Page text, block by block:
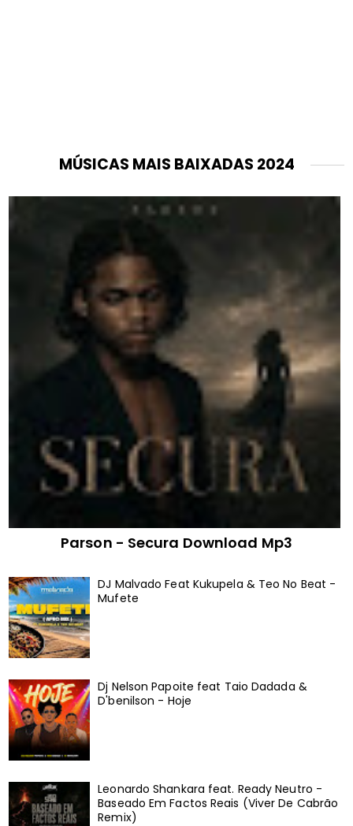
MÚSICAS MAIS BAIXADAS 2024
Parson - Secura Download Mp3
DJ Malvado Feat Kukupela & Teo No Beat -
Mufete
Dj Nelson Papoite feat Taio Dadada &
D'benilson - Hoje
Leonardo Shankara feat. Ready Neutro -
Baseado Em Factos Reais (Viver De Cabrão
Remix)